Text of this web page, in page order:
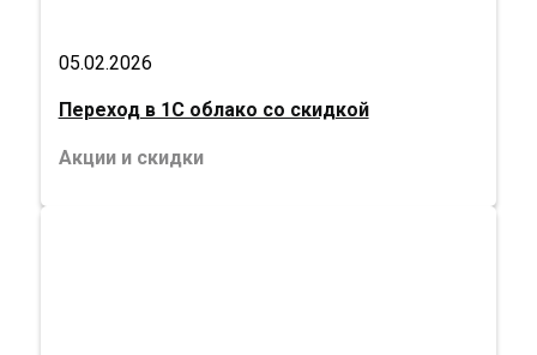
05.02.2026
Переход в 1С облако со скидкой
Акции и скидки